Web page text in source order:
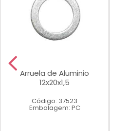
Arruela de Aluminio
12x20x1,5
Código: 37523
Embalagem: PC